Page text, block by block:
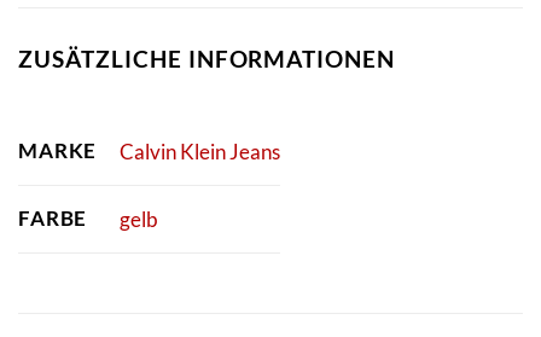
ZUSÄTZLICHE INFORMATIONEN
MARKE Calvin Klein Jeans
FARBE gelb